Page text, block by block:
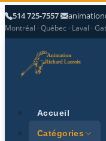
514 725-7557
Montréal · Québec · Laval ·
Accueil
Catégories